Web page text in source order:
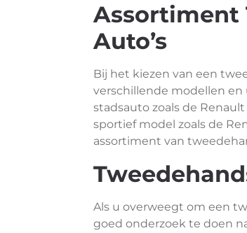
Assortiment
Auto’s
Bij het kiezen van een
verschillende modellen en
stadsauto zoals de
sportief model zoals de
assortiment van
Als u overweegt om een
goed onderzoek te doen